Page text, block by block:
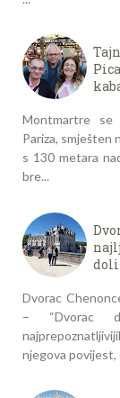
Montmartre se
Pariza, smješten
s 130 metara
bre...
Dvorac
– “Dvorac
njegova povijest,